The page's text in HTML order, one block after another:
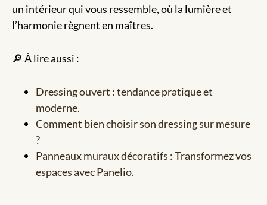
un intérieur qui vous ressemble, où la lumière et
l’harmonie règnent en maîtres.
🔎 À lire aussi :
Dressing ouvert : tendance pratique et
moderne.
Comment bien choisir son dressing sur mesure
?
Panneaux muraux décoratifs : Transformez vos
espaces avec Panelio.